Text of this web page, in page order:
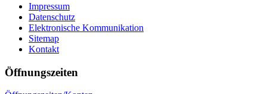
Impressum
Datenschutz
Elektronische Kommunikation
Sitemap
Kontakt
Öffnungszeiten